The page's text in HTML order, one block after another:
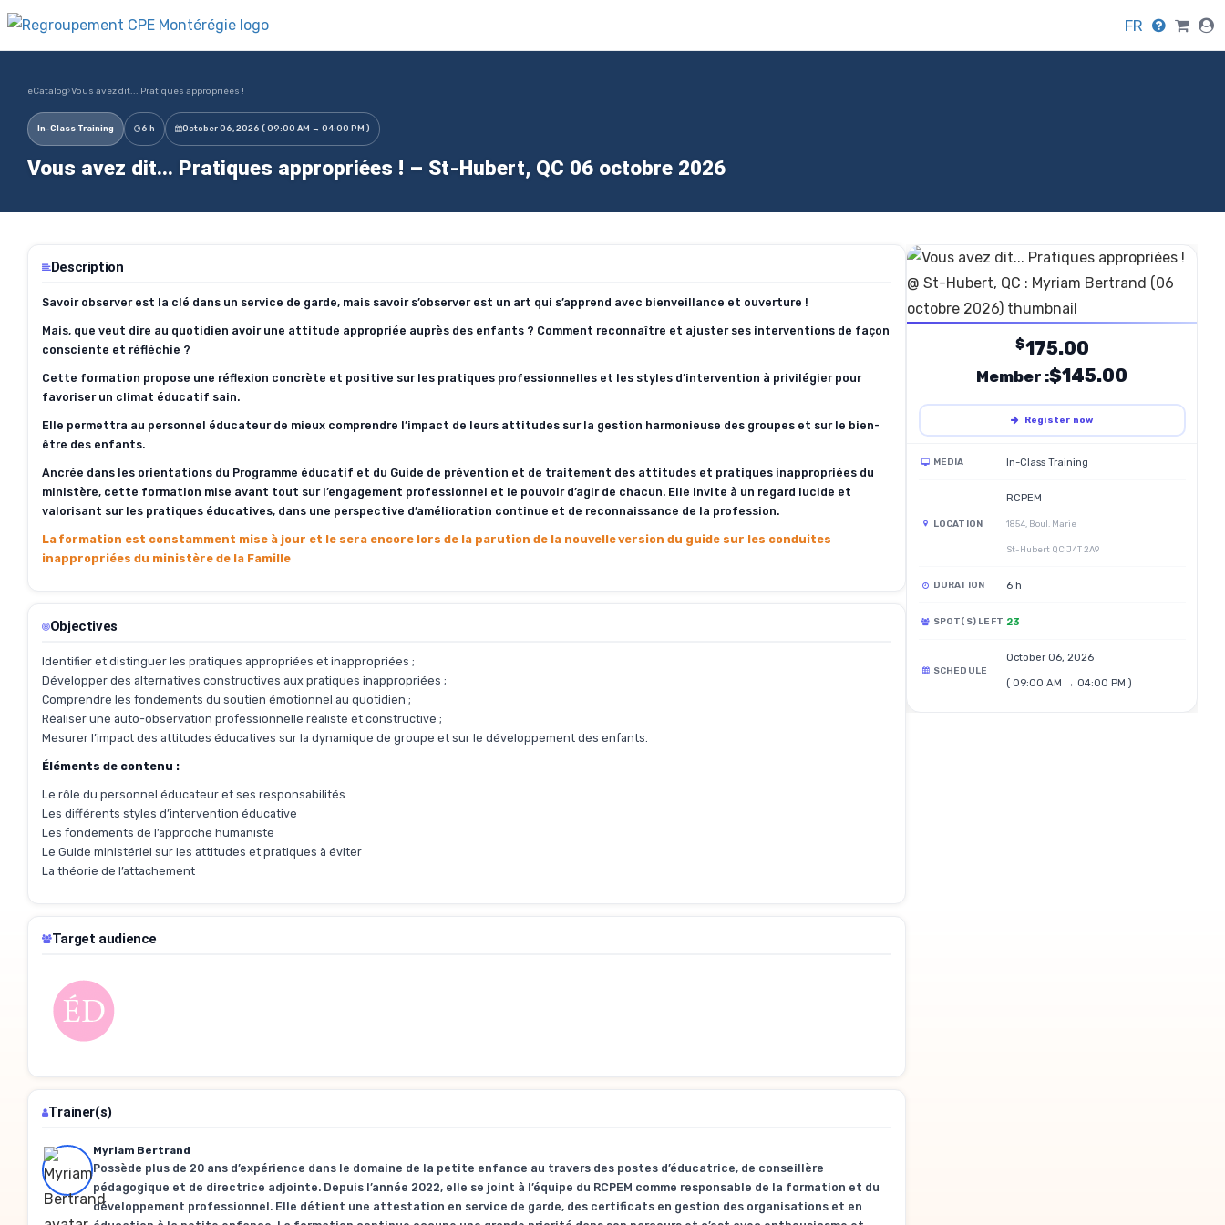
FR
eCatalog›Vous avez dit... Pratiques appropriées !
In-Class Training 6 h October 06, 2026 ( 09:00 AM → 04:00 PM )
Vous avez dit... Pratiques appropriées ! – St-Hubert, QC 06 octobre 2026
Description
Savoir observer est la clé dans un service de garde, mais savoir s’observer est un art qui s’apprend avec bienveillance et ouverture !
Mais, que veut dire au quotidien avoir une attitude appropriée auprès des enfants ? Comment reconnaître et ajuster ses interventions de façon
consciente et réfléchie ?
Cette formation propose une réflexion concrète et positive sur les pratiques professionnelles et les styles d’intervention à privilégier pour
favoriser un climat éducatif sain.
Elle permettra au personnel éducateur de mieux comprendre l’impact de leurs attitudes sur la gestion harmonieuse des groupes et sur le bien-
être des enfants.
Ancrée dans les orientations du Programme éducatif et du Guide de prévention et de traitement des attitudes et pratiques inappropriées du
ministère, cette formation mise avant tout sur l’engagement professionnel et le pouvoir d’agir de chacun. Elle invite à un regard lucide et
valorisant sur les pratiques éducatives, dans une perspective d’amélioration continue et de reconnaissance de la profession.
La formation est constamment mise à jour et le sera encore lors de la parution de la nouvelle version du guide sur les conduites
inappropriées du ministère de la Famille
Objectives
Identifier et distinguer les pratiques appropriées et inappropriées ;
Développer des alternatives constructives aux pratiques inappropriées ;
Comprendre les fondements du soutien émotionnel au quotidien ;
Réaliser une auto-observation professionnelle réaliste et constructive ;
Mesurer l’impact des attitudes éducatives sur la dynamique de groupe et sur le développement des enfants.
Éléments de contenu :
Le rôle du personnel éducateur et ses responsabilités
Les différents styles d’intervention éducative
Les fondements de l’approche humaniste
Le Guide ministériel sur les attitudes et pratiques à éviter
La théorie de l’attachement
Target audience
Trainer(s)
Myriam Bertrand
Possède plus de 20 ans d’expérience dans le domaine de la petite enfance au travers des postes d’éducatrice, de conseillère
pédagogique et de directrice adjointe. Depuis l’année 2022, elle se joint à l’équipe du RCPEM comme responsable de la formation et du
développement professionnel. Elle détient une attestation en service de garde, des certificats en gestion des organisations et en
$175.00
Member :$145.00
Register now
MEDIA In-Class Training
LOCATION
RCPEM
1854, Boul. Marie
St-Hubert QC J4T 2A9
DURATION 6 h
SPOT(S) LEFT 23
SCHEDULE
October 06, 2026
( 09:00 AM → 04:00 PM )